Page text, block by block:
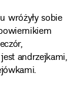
wróżyły sobie
andrzejkami,